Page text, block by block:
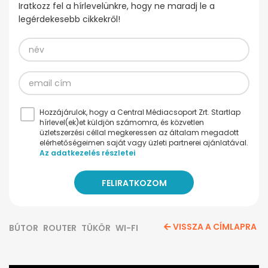
Iratkozz fel a hírlevelünkre, hogy ne maradj le a
legérdekesebb cikkekről!
Hozzájárulok, hogy a Central Médiacsoport Zrt. Startlap
hírlevel(ek)et küldjön számomra, és közvetlen
üzletszerzési céllal megkeressen az általam megadott
elérhetőségeimen saját vagy üzleti partnerei ajánlatával.
Az adatkezelés részletei
BÚTOR ROUTER TÜKÖR WI-FI VISSZA A CÍMLAPRA